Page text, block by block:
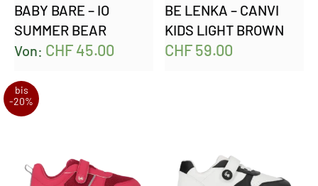
BABY BARE – IO
SUMMER BEAR
Von: CHF45.00
BE LENKA – CANVI
KIDS LIGHT BROWN
CHF59.00
bis
-20%